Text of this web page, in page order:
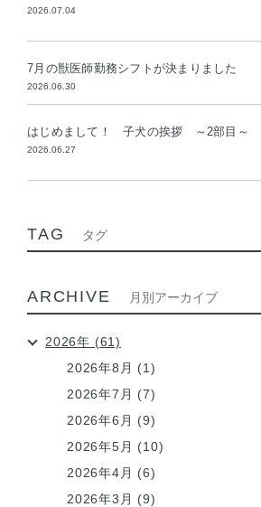
2026.07.04
7月の獣医師勤務シフトが決まりました
2026.06.30
はじめまして！ 子犬の挨拶 ～2部目～
2026.06.27
TAG タグ
ARCHIVE 月別アーカイブ
2026年 (61)
2026年8月 (1)
2026年7月 (7)
2026年6月 (9)
2026年5月 (10)
2026年4月 (6)
2026年3月 (9)